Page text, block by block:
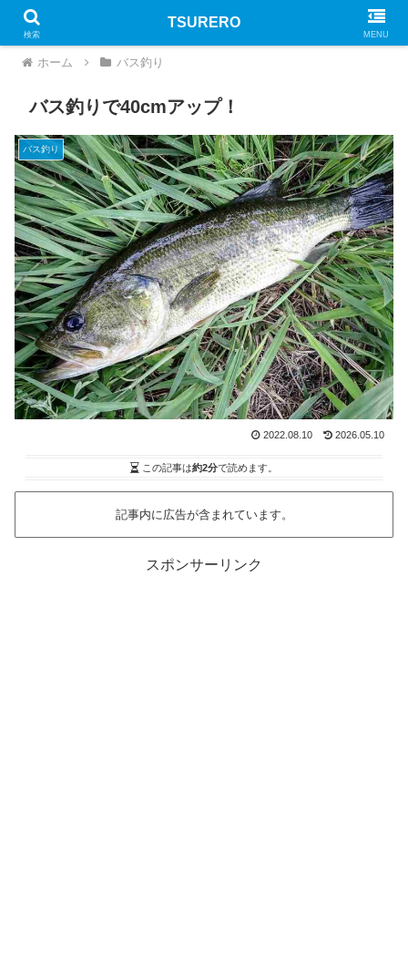
PR
ホーム バス釣り
バス釣りで40cmアップ！
バス釣り
2022.08.10 2026.05.10
この記事は約2分で読めます。
記事内に広告が含まれています。
スポンサーリンク
検索
TSURERO
MENU